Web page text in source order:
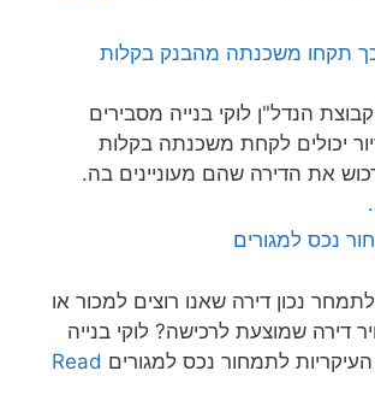
כך תקחו משכנתה מהבנק בקלות
הנדל"ן לוקי בנייה מסבירים
יכולים לקחת משכנתה בקלות
את הדירה שהם מעוניינים בה.
נכון דירה שאנו רוצים למכור או
דירה שמוצעת לרכישה? לוקי בנייה
Read